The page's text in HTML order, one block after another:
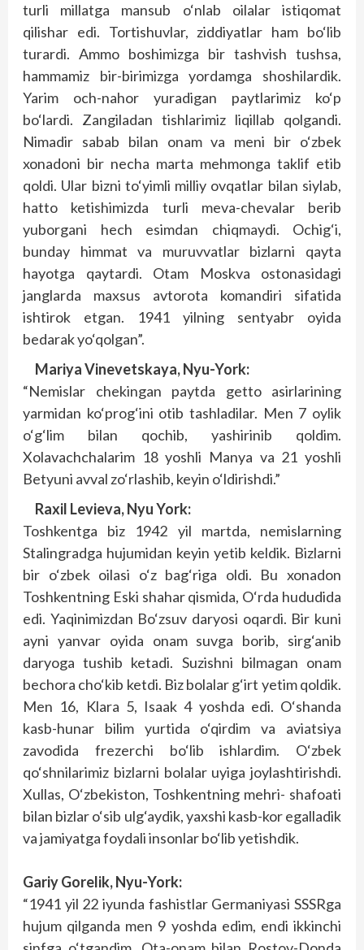
turli millatga mansub o‘nlab oilalar istiqomat
qilishar edi. Tortishuvlar, ziddiyatlar ham bo‘lib
turardi. Ammo boshimizga bir tashvish tushsa,
hammamiz bir-birimizga yordamga shoshilardik.
Yarim och-nahor yuradigan paytlarimiz ko‘p
bo‘lardi. Zangiladan tishlarimiz liqillab qolgandi.
Nimadir sabab bilan onam va meni bir o‘zbek
xonadoni bir necha marta mehmonga taklif etib
qoldi. Ular bizni to‘yimli milliy ovqatlar bilan siylab,
hatto ketishimizda turli meva-chevalar berib
yuborgani hech esimdan chiqmaydi. Ochig‘i,
bunday himmat va muruvvatlar bizlarni qayta
hayotga qaytardi. Otam Moskva ostonasidagi
janglarda maxsus avtorota komandiri sifatida
ishtirok etgan. 1941 yilning sentyabr oyida
bedarak yo‘qolgan”.
Mariya Vinevetskaya, Nyu-York:
“Nemislar chekingan paytda getto asirlarining
yarmidan ko‘prog‘ini otib tashladilar. Men 7 oylik
o‘g‘lim bilan qochib, yashirinib qoldim.
Xolavachchalarim 18 yoshli Manya va 21 yoshli
Betyuni avval zo‘rlashib, keyin o‘ldirishdi.”
Raxil Levieva, Nyu York:
Toshkentga biz 1942 yil martda, nemislarning
Stalingradga hujumidan keyin yetib keldik. Bizlarni
bir o‘zbek oilasi o‘z bag‘riga oldi. Bu xonadon
Toshkentning Eski shahar qismida, O‘rda hududida
edi. Yaqinimizdan Bo‘zsuv daryosi oqardi. Bir kuni
ayni yanvar oyida onam suvga borib, sirg‘anib
daryoga tushib ketadi. Suzishni bilmagan onam
bechora cho‘kib ketdi. Biz bolalar g‘irt yetim qoldik.
Men 16, Klara 5, Isaak 4 yoshda edi. O‘shanda
kasb-hunar bilim yurtida o‘qirdim va aviatsiya
zavodida frezerchi bo‘lib ishlardim. O‘zbek
qo‘shnilarimiz bizlarni bolalar uyiga joylashtirishdi.
Xullas, O‘zbekiston, Toshkentning mehri- shafoati
bilan bizlar o‘sib ulg‘aydik, yaxshi kasb-kor egalladik
va jamiyatga foydali insonlar bo‘lib yetishdik.
Gariy Gorelik, Nyu-York:
“1941 yil 22 iyunda fashistlar Germaniyasi SSSRga
hujum qilganda men 9 yoshda edim, endi ikkinchi